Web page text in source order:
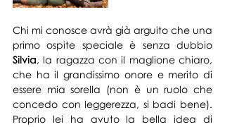
Chi mi conosce avrà già arguito che una
primo ospite speciale è senza du
Silvia, la ragazza con il maglione chiaro,
che ha il grandissimo onore e merito di
essere mia sorella (non è un ruolo che
concedo con leggerezza, si badi bene).
Proprio lei ha avuto la bella idea di